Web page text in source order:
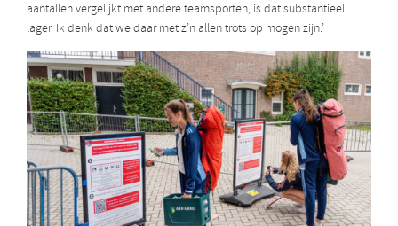
aantallen vergelijkt met andere teamsporten, is dat substantieel
lager. Ik denk dat we daar met z’n allen trots op mogen zijn.’